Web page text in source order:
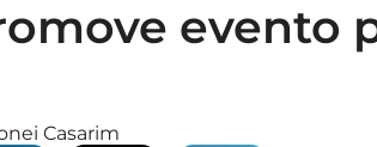
evento
Casarim